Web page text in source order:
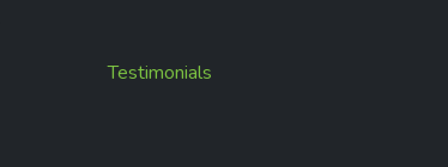
Testimonials